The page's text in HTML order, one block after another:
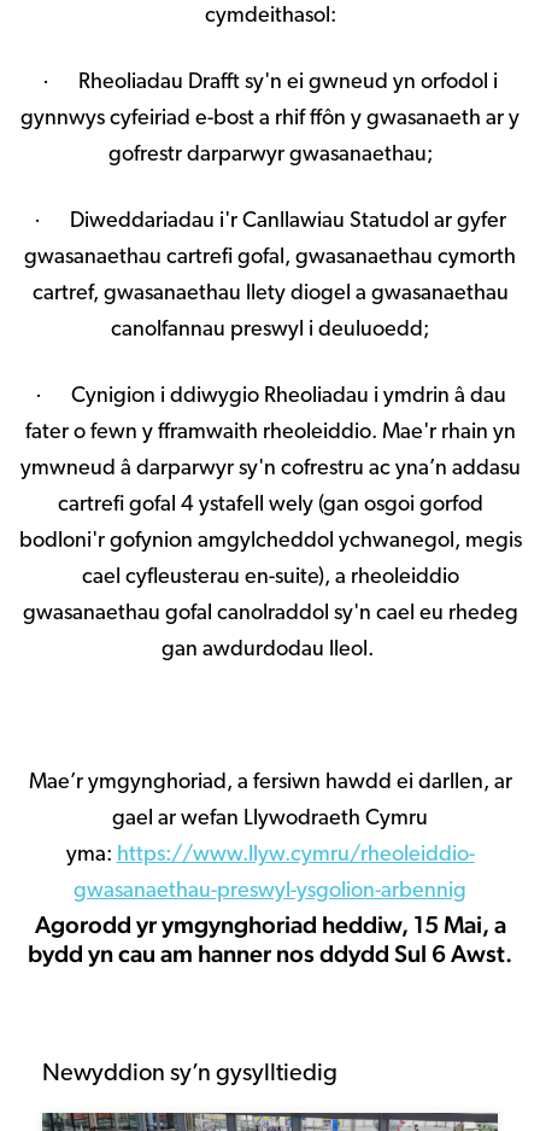
cymdeithasol:
· Rheoliadau Drafft sy'n ei gwneud yn orfodol i
gynnwys cyfeiriad e-bost a rhif ffôn y gwasanaeth ar y
gofrestr darparwyr gwasanaethau;
· Diweddariadau i'r Canllawiau Statudol ar gyfer
gwasanaethau cartrefi gofal, gwasanaethau cymorth
cartref, gwasanaethau llety diogel a gwasanaethau
canolfannau preswyl i deuluoedd;
· Cynigion i ddiwygio Rheoliadau i ymdrin â dau
fater o fewn y fframwaith rheoleiddio. Mae'r rhain yn
ymwneud â darparwyr sy'n cofrestru ac yna’n addasu
cartrefi gofal 4 ystafell wely (gan osgoi gorfod
bodloni'r gofynion amgylcheddol ychwanegol, megis
cael cyfleusterau en-suite), a rheoleiddio
gwasanaethau gofal canolraddol sy'n cael eu rhedeg
gan awdurdodau lleol.
Mae’r ymgynghoriad, a fersiwn hawdd ei darllen, ar
gael ar wefan Llywodraeth Cymru
yma: https://www.llyw.cymru/rheoleiddio-
gwasanaethau-preswyl-ysgolion-arbennig
Agorodd yr ymgynghoriad heddiw, 15 Mai, a
bydd yn cau am hanner nos ddydd Sul 6 Awst.
Newyddion sy’n gysylltiedig